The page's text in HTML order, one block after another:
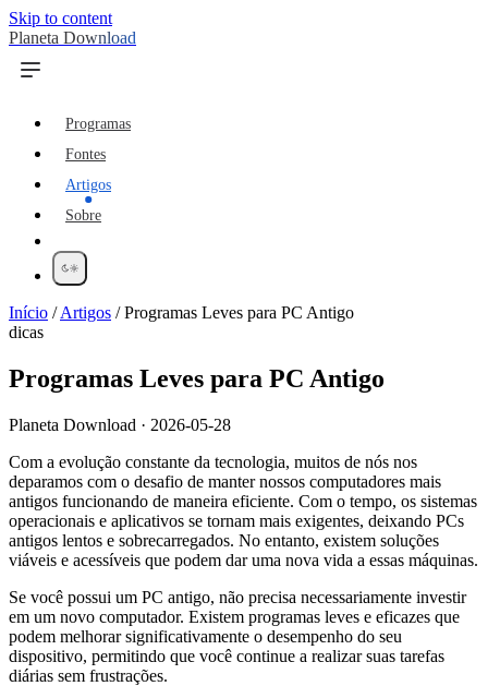
Skip to content
Planeta Download
Programas
Fontes
Artigos
Sobre
Início /Artigos /Programas Leves para PC Antigo
dicas
Programas Leves para PC Antigo
Planeta Download · 2026-05-28
Com a evolução constante da tecnologia, muitos de nós nos
deparamos com o desafio de manter nossos computadores mais
antigos funcionando de maneira eficiente. Com o tempo, os sistemas
operacionais e aplicativos se tornam mais exigentes, deixando PCs
antigos lentos e sobrecarregados. No entanto, existem soluções
viáveis e acessíveis que podem dar uma nova vida a essas máquinas.
Se você possui um PC antigo, não precisa necessariamente investir
em um novo computador. Existem programas leves e eficazes que
podem melhorar significativamente o desempenho do seu
dispositivo, permitindo que você continue a realizar suas tarefas
diárias sem frustrações.